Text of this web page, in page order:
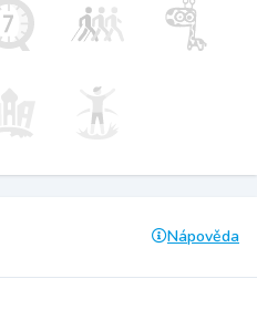
Nápověda